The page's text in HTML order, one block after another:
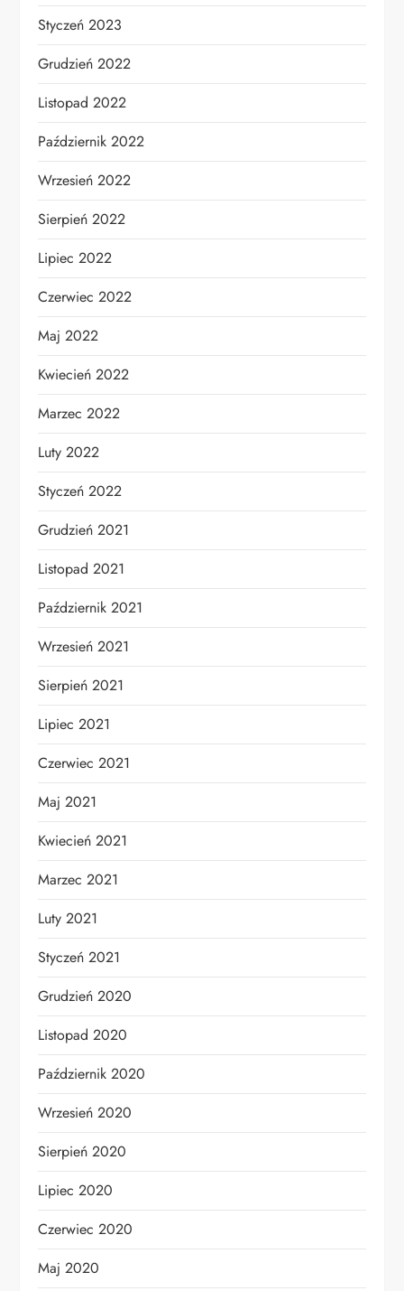
Styczeń 2023
Grudzień 2022
Listopad 2022
Październik 2022
Wrzesień 2022
Sierpień 2022
Lipiec 2022
Czerwiec 2022
Maj 2022
Kwiecień 2022
Marzec 2022
Luty 2022
Styczeń 2022
Grudzień 2021
Listopad 2021
Październik 2021
Wrzesień 2021
Sierpień 2021
Lipiec 2021
Czerwiec 2021
Maj 2021
Kwiecień 2021
Marzec 2021
Luty 2021
Styczeń 2021
Grudzień 2020
Listopad 2020
Październik 2020
Wrzesień 2020
Sierpień 2020
Lipiec 2020
Czerwiec 2020
Maj 2020